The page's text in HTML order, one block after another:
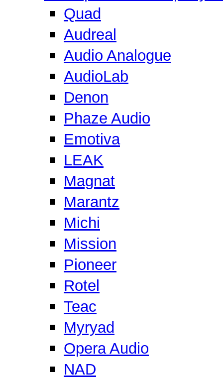
Quad
Audreal
Audio Analogue
AudioLab
Denon
Phaze Audio
Emotiva
LEAK
Magnat
Marantz
Michi
Mission
Pioneer
Rotel
Teac
Myryad
Opera Audio
NAD